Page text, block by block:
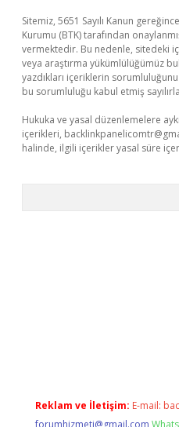
Sitemiz, 5651 Sayılı Kanun
Kurumu (BTK) tarafından
vermektedir. Bu nedenle, sitedeki
veya araştırma yükümlülüğümüz
yazdıkları içeriklerin
bu sorumluluğu kabul etmiş
Hukuka ve yasal düzenlemelere
içerikleri,
halinde, ilgili içerikler yasal süre
Reklam ve İletişim: E-mail:
forumhizmeti@gmail.com